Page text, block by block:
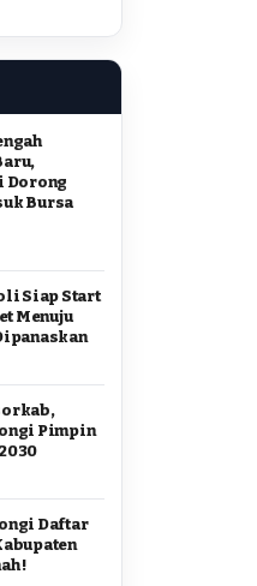
Dorong
Bursa
Siap Start
Menuju
Pimpin
Daftar
!